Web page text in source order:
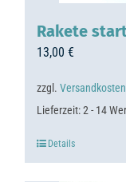
Rakete
13,00 €
zzgl. Versandkosten
Lieferzeit:2 - 14
Details